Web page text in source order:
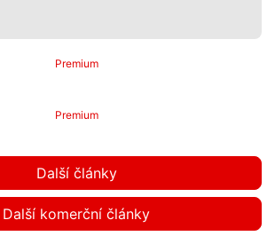
Premium
Premium
Další články
Další komerční články